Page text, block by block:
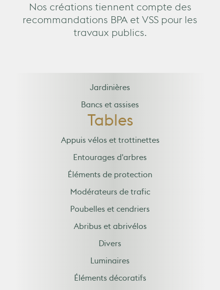
Nos créations tiennent compte des
recommandations BPA et VSS pour les
travaux publics.
Jardinières
Bancs et assises
Tables
Appuis vélos et trottinettes
Entourages d'arbres
Éléments de protection
Modérateurs de trafic
Poubelles et cendriers
Abribus et abrivélos
Divers
Luminaires
Éléments décoratifs